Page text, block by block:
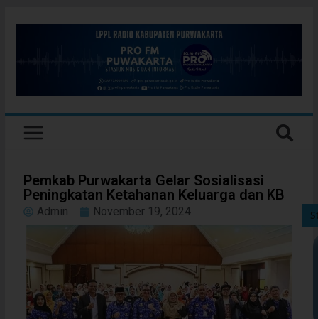
Pemkab Purwakarta Gelar Sosialisasi
Peningkatan Ketahanan Keluarga dan KB
Admin November 19, 2024